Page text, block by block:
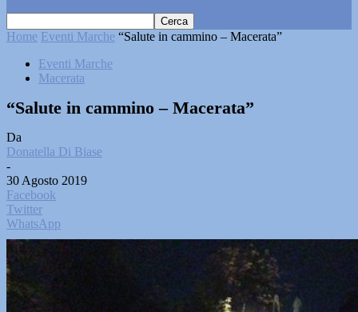
Home Eventi Marche “Salute in cammino – Macerata”
Eventi Marche
Macerata
“Salute in cammino – Macerata”
Da
Donatella Di Biase
-
30 Agosto 2019
Facebook
Twitter
WhatsApp